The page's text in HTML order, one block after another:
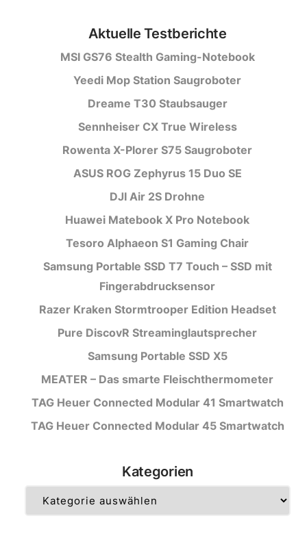
Aktuelle Testberichte
MSI GS76 Stealth Gaming-Notebook
Yeedi Mop Station Saugroboter
Dreame T30 Staubsauger
Sennheiser CX True Wireless
Rowenta X-Plorer S75 Saugroboter
ASUS ROG Zephyrus 15 Duo SE
DJI Air 2S Drohne
Huawei Matebook X Pro Notebook
Tesoro Alphaeon S1 Gaming Chair
Samsung Portable SSD T7 Touch – SSD mit
Fingerabdrucksensor
Razer Kraken Stormtrooper Edition Headset
Pure DiscovR Streaminglautsprecher
Samsung Portable SSD X5
MEATER – Das smarte Fleischthermometer
TAG Heuer Connected Modular 41 Smartwatch
TAG Heuer Connected Modular 45 Smartwatch
Kategorien